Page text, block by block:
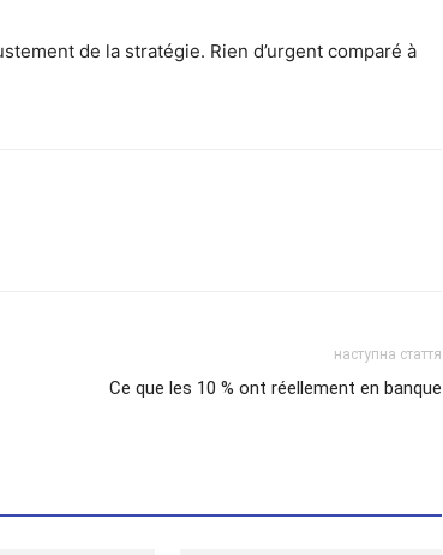
de la stratégie. Rien d’urgent comparé à
наступна стаття
Ce que les 10 % ont réellement en banque